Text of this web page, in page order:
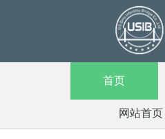
首页
网站首页